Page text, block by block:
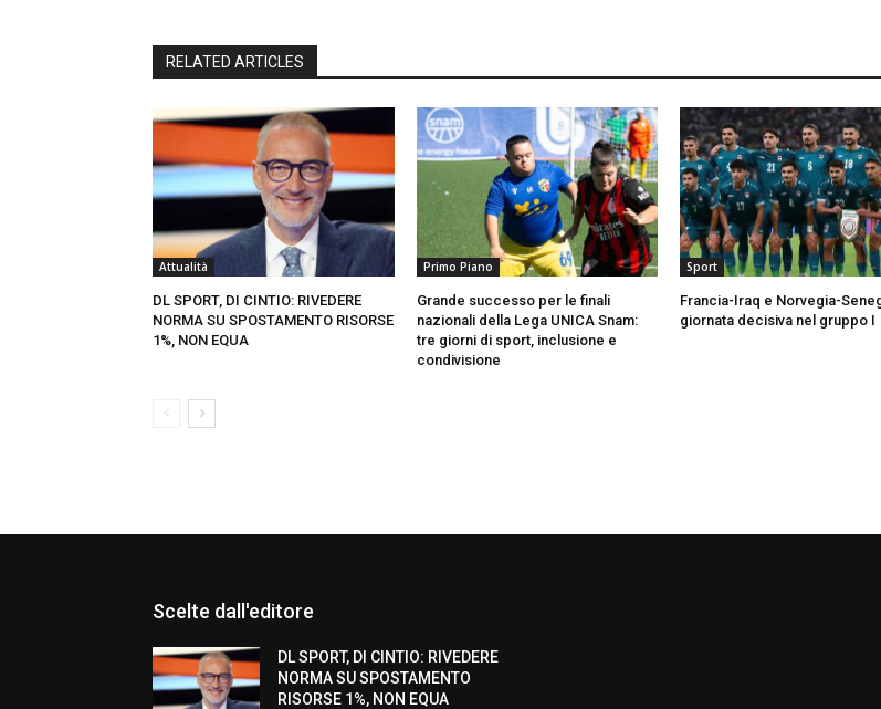
RELATED ARTICLES
Attualità
DL SPORT, DI CINTIO: RIVEDERE
NORMA SU SPOSTAMENTO RISORSE
1%, NON EQUA
Primo Piano
Grande successo per le finali
nazionali della Lega UNICA Snam:
tre giorni di sport, inclusione e
condivisione
Sport
Francia-Iraq e Norvegia-
giornata decisiva nel gruppo I
Scelte dall'editore
DL SPORT, DI CINTIO: RIVEDERE
NORMA SU SPOSTAMENTO
RISORSE 1%, NON EQUA